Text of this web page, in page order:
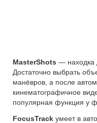
MasterShots — находка
Достаточно выбрать
манёвров, а после
кинематографичное
популярная функция у
FocusTrack умеет в